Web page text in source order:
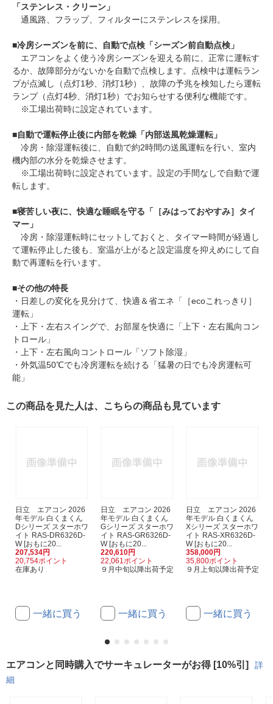
「ステンレス・クリーン」
通風路、フラップ、フィルターにステンレスを採用。
■冷房シーズンを前に、自動で点検「シーズン前自動点検」
エアコンをよく使う冷房シーズンを迎える前に、正常に運転す
るか、故障部分がないかを自動で点検します。点検中は運転ラン
プが点滅し（点灯1秒、消灯1秒）、故障の予兆を検知したら運転
ランプ（点灯4秒、消灯1秒）でお知らせする便利な機能です。
※工場出荷時に設定されています。
■自動で運転停止後に内部を乾燥「内部送風乾燥運転」
冷房・除湿運転後に、自動で約2時間の送風運転を行い、室内
機内部の水分を乾燥させます。
※工場出荷時に設定されています。設定の手間なしで自動で運
転します。
■寝苦しい夜に、快適な睡眠を守る「［みはっておやすみ］タイ
マー」
冷房・除湿運転時にセットしておくと、タイマー時間が経過し
て運転停止した後も、室温が上がると設定温度を抑えめにして自
動で再運転を行います。
■その他の特長
・日差しの変化を見分けて、快適＆省エネ「［ecoこれっきり］
運転」
・上下・左右スイングで、お部屋を快適に「上下・左右風向コン
トロール」
・上下・左右風向コントロール「ソフト除湿」
・外気温50℃でも冷房運転を続ける「猛暑の日でも冷房運転可
能」
この商品を見た人は、こちらの商品も見ています
日立 エアコン 2026
年モデル 白くまくん
Dシリーズ スターホワ
イト RAS-DR6326D-
W [おもに20...
207,534円
20,754ポイント
在庫あり
一緒に買う
日立 エアコン 2026
年モデル 白くまくん
Gシリーズ スターホワ
イト RAS-GR6326D-
W [おもに20...
220,610円
22,061ポイント
９月中旬以降出荷予定
一緒に買う
日立 エアコン 2026
年モデル 白くまくん
Xシリーズ スターホワ
イト RAS-XR6326D-
W [おもに20...
358,000円
35,800ポイント
９月上旬以降出荷予定
一緒に買う
エアコンと同時購入でサーキュレーターがお得 [10%引]
詳
細